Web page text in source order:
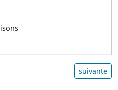
suivante